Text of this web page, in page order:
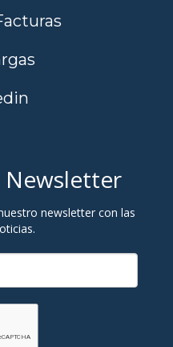
Newsletter
newsletter con las